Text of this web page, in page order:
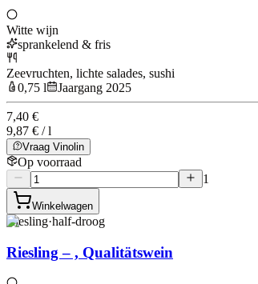
Witte wijn
sprankelend & fris
Zeevruchten, lichte salades, sushi
0,75 l
Jaargang 2025
7,40 €
9,87 € / l
Vraag Vinolin
Op voorraad
1
Winkelwagen
Riesling·half-droog
Riesling – , Qualitätswein